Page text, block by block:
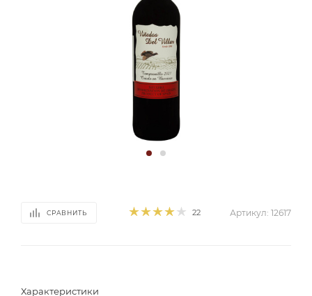
СРАВНИТЬ 22 Артикул: 12617
Характеристики